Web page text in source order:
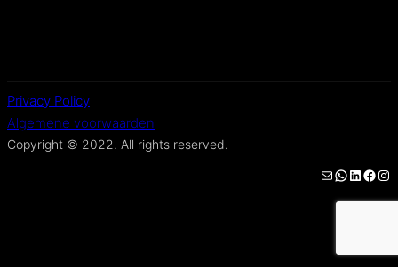
Privacy Policy
Algemene voorwaarden
Copyright © 2022. All rights reserved.